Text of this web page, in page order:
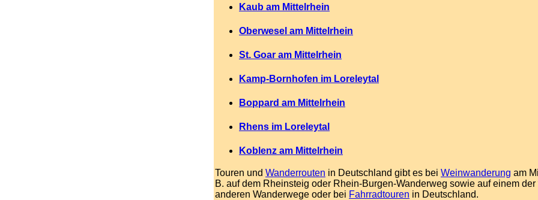
Kaub am Mittelrhein
Oberwesel am Mittelrhein
St. Goar am Mittelrhein
Kamp-Bornhofen im Loreleytal
Boppard am Mittelrhein
Rhens im Loreleytal
Koblenz am Mittelrhein
Touren und Wanderrouten in Deutschland gibt es bei Weinwanderung am
B. auf dem Rheinsteig oder Rhein-Burgen-Wanderweg sowie auf einem der
anderen Wanderwege oder bei Fahrradtouren in Deutschland.